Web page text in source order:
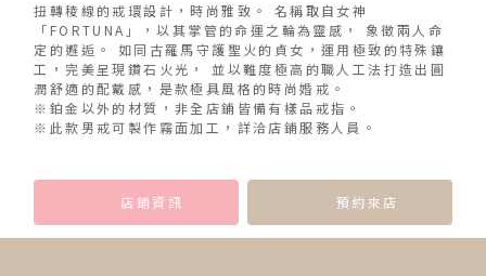
扭轉稜線的戒環設計，時尚雅致。 名稱取自女神
「FORTUNA」，以其掌管的命運之輪為靈感， 象徵兩人命
定的邂逅。 如同古羅馬守護聖火的貞女，運用極致的特殊鑲
工，完美呈現鑽石火光， 並以難度極高的職人工法打造出圓
潤舒適的配戴感，是款極具風格的時尚婚戒。
※鉑金以外的材質，非全店鋪皆備有樣品戒指。
※此款男戒可製作霧面加工，詳洽店鋪服務人員。
店鋪資訊 預約來店